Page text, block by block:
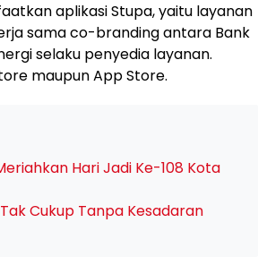
aplikasi Stupa, yaitu layanan
sama co-branding antara Bank
selaku penyedia layanan.
maupun App Store.
Hari Jadi Ke-108 Kota
Cukup Tanpa Kesadaran